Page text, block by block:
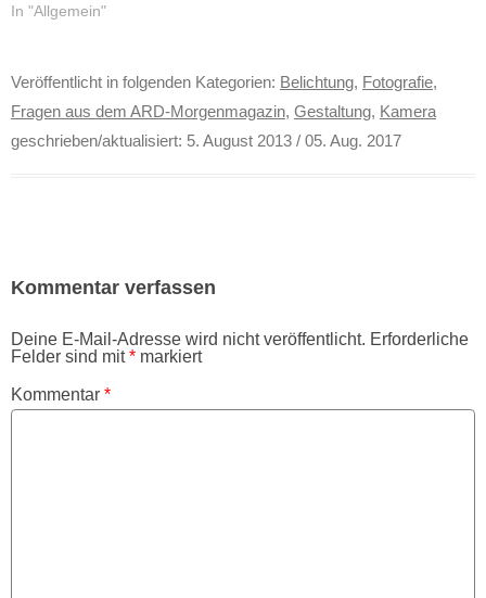
In "Allgemein"
Veröffentlicht in folgenden Kategorien: Belichtung, Fotografie,
Fragen aus dem ARD-Morgenmagazin, Gestaltung, Kamera
geschrieben/aktualisiert: 5. August 2013 / 05. Aug. 2017
Kommentar verfassen
Deine E-Mail-Adresse wird nicht veröffentlicht. Erforderliche
Felder sind mit* markiert
Kommentar *